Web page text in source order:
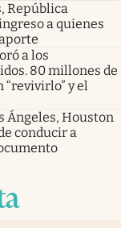
República
a quienes
a los
80 millones de
y el
Ángeles, Houston
conducir a
pestañapestaña
nueva pestaña
en nueva pestaña